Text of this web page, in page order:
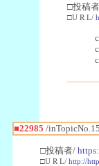
□投稿
□U R L/
■22985 /
□投稿者/
□U R L/ http://